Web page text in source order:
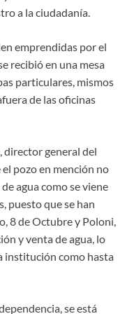
a la ciudadanía.
emprendidas por el
recibió en una mesa
particulares, mismos
de las oficinas
director general del
pozo en mención no
agua como se viene
puesto que se han
8 de Octubre y Poloni,
y venta de agua, lo
institución como hasta
se está